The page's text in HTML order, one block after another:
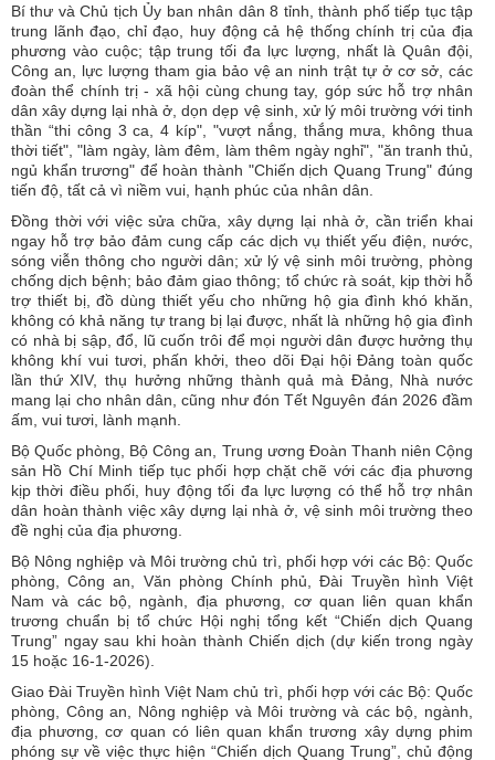
Bí thư và Chủ tịch Ủy ban nhân dân 8 tỉnh, thành phố tiếp tục tập
trung lãnh đạo, chỉ đạo, huy động cả hệ thống chính trị của địa
phương vào cuộc; tập trung tối đa lực lượng, nhất là Quân đội,
Công an, lực lượng tham gia bảo vệ an ninh trật tự ở cơ sở, các
đoàn thể chính trị - xã hội cùng chung tay, góp sức hỗ trợ nhân
dân xây dựng lại nhà ở, dọn dẹp vệ sinh, xử lý môi trường với tinh
thần “thi công 3 ca, 4 kíp", "vượt nắng, thắng mưa, không thua
thời tiết", "làm ngày, làm đêm, làm thêm ngày nghỉ", "ăn tranh thủ,
ngủ khẩn trương" để hoàn thành "Chiến dịch Quang Trung" đúng
tiến độ, tất cả vì niềm vui, hạnh phúc của nhân dân.
Đồng thời với việc sửa chữa, xây dựng lại nhà ở, cần triển khai
ngay hỗ trợ bảo đảm cung cấp các dịch vụ thiết yếu điện, nước,
sóng viễn thông cho người dân; xử lý vệ sinh môi trường, phòng
chống dịch bệnh; bảo đảm giao thông; tổ chức rà soát, kịp thời hỗ
trợ thiết bị, đồ dùng thiết yếu cho những hộ gia đình khó khăn,
không có khả năng tự trang bị lại được, nhất là những hộ gia đình
có nhà bị sập, đổ, lũ cuốn trôi để mọi người dân được hưởng thụ
không khí vui tươi, phấn khởi, theo dõi Đại hội Đảng toàn quốc
lần thứ XIV, thụ hưởng những thành quả mà Đảng, Nhà nước
mang lại cho nhân dân, cũng như đón Tết Nguyên đán 2026 đầm
ấm, vui tươi, lành mạnh.
Bộ Quốc phòng, Bộ Công an, Trung ương Đoàn Thanh niên Cộng
sản Hồ Chí Minh tiếp tục phối hợp chặt chẽ với các địa phương
kịp thời điều phối, huy động tối đa lực lượng có thể hỗ trợ nhân
dân hoàn thành việc xây dựng lại nhà ở, vệ sinh môi trường theo
đề nghị của địa phương.
Bộ Nông nghiệp và Môi trường chủ trì, phối hợp với các Bộ: Quốc
phòng, Công an, Văn phòng Chính phủ, Đài Truyền hình Việt
Nam và các bộ, ngành, địa phương, cơ quan liên quan khẩn
trương chuẩn bị tổ chức Hội nghị tổng kết “Chiến dịch Quang
Trung” ngay sau khi hoàn thành Chiến dịch (dự kiến trong ngày
15 hoặc 16-1-2026).
Giao Đài Truyền hình Việt Nam chủ trì, phối hợp với các Bộ: Quốc
phòng, Công an, Nông nghiệp và Môi trường và các bộ, ngành,
địa phương, cơ quan có liên quan khẩn trương xây dựng phim
phóng sự về việc thực hiện “Chiến dịch Quang Trung”, chủ động